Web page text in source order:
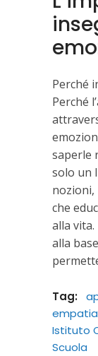
Perché
Perché
saperle
solo un
nozioni,
che
alla vita.
alla
Tag:
empatia
Istituto
Scuola